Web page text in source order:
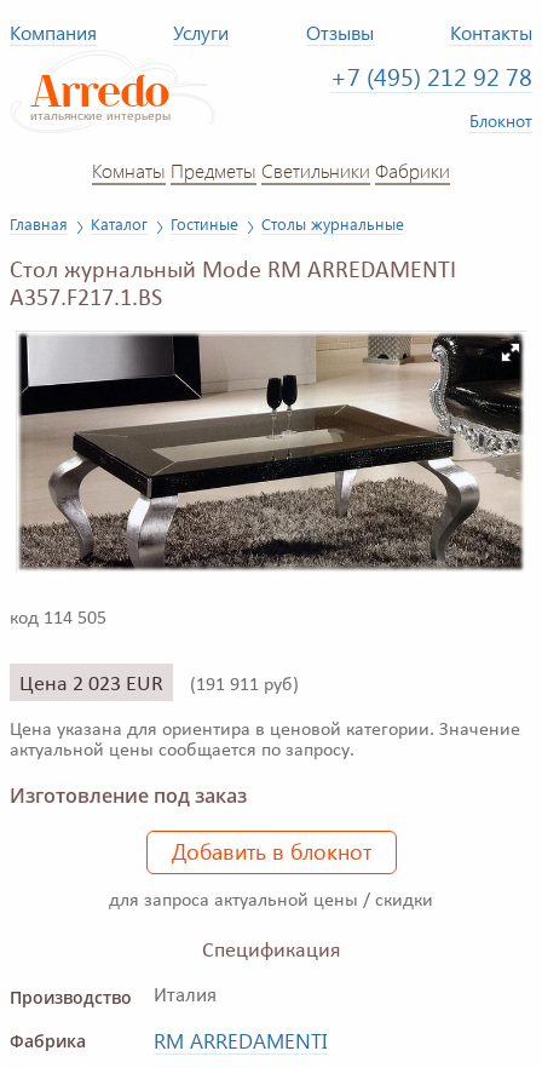
Компания Услуги Отзывы Контакты
+7 (495) 212 92 78
Блокнот
Комнаты Предметы Светильники Фабрики
Главная Каталог Гостиные Столы журнальные
Стол журнальный Mode RM ARREDAMENTI
A357.F217.1.BS
код 114 505
Цена 2 023 EUR (191 911 руб)
Цена указана для ориентира в ценовой категории. Значение
актуальной цены сообщается по запросу.
Изготовление под заказ
Добавить в блокнот
для запроса актуальной цены / скидки
Спецификация
Производство
Италия
Фабрика RM ARREDAMENTI